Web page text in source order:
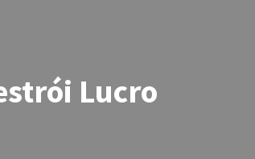
Lucro